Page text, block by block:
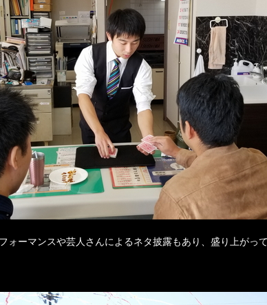
ォーマンスや芸人さんによるネタ披露もあり、盛り上がって